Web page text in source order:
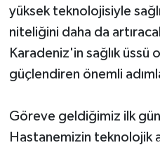
yüksek teknolojisiyle
niteliğini daha da
Karadeniz'in sağlık üssü
güçlendiren önemli
Göreve geldiğimiz ilk
Hastanemizin teknolojik